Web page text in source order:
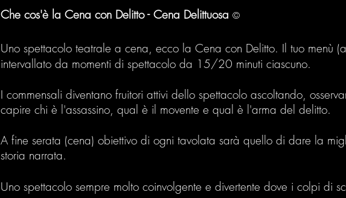
Che cos'è la Cena con Delitto - Cena Delittuosa ©
Uno spettacolo teatrale a cena, ecco la Cena con Delitto. Il tuo menù
intervallato da momenti di spettacolo da 15/20 minuti ciascuno.
I commensali diventano fruitori attivi dello spettacolo ascoltando,
capire chi è l'assassino, qual è il movente e qual è l'arma del delitto.
A fine serata (cena) obiettivo di ogni tavolata sarà quello di dare la
storia narrata.
Uno spettacolo sempre molto coinvolgente e divertente dove i colpi di